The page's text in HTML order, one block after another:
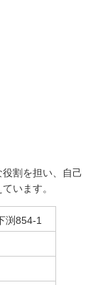
役割を担い、自己
います。
渕854-1